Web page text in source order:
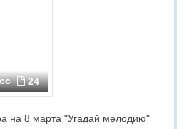
24
на 8 марта "Угадай мелодию"